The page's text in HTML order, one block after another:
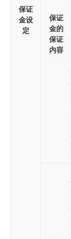
保证
金设
定
保证
金的
保证
内容